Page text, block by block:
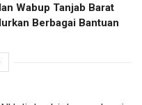
Wabup Tanjab Barat
Berbagai Bantuan